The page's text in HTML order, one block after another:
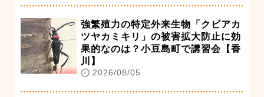
強繁殖力の特定外来生物「クビアカ
ツヤカミキリ」の被害拡大防止に効
果的なのは？小豆島町で講習会【香
川】
2026/08/05